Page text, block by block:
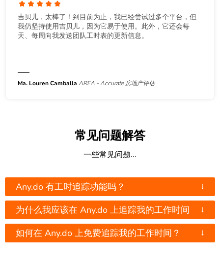
吉贝儿，太棒了！到目前为止，我已经尝试过多个平台，但
我仍坚持使用吉贝儿，因为它易于使用。此外，它还会每
天、每周向我发送团队工时表的更新信息。
Ma. Louren Camballa AREA - Accurate 房地产评估
常见问题解答
一些常见问题...
Any.do 有工时追踪功能吗？ ↓
为什么我应该在 Any.do 上追踪我的工作时间 ↓
如何在 Any.do 上免费追踪我的工作时间？ ↓